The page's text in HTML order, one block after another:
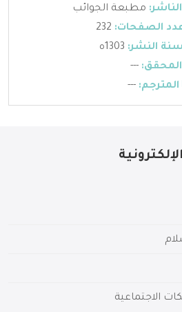
مطبعة الجوائب
الصفحات:
النشر:
---
المترجم: ---
الاجتماعية